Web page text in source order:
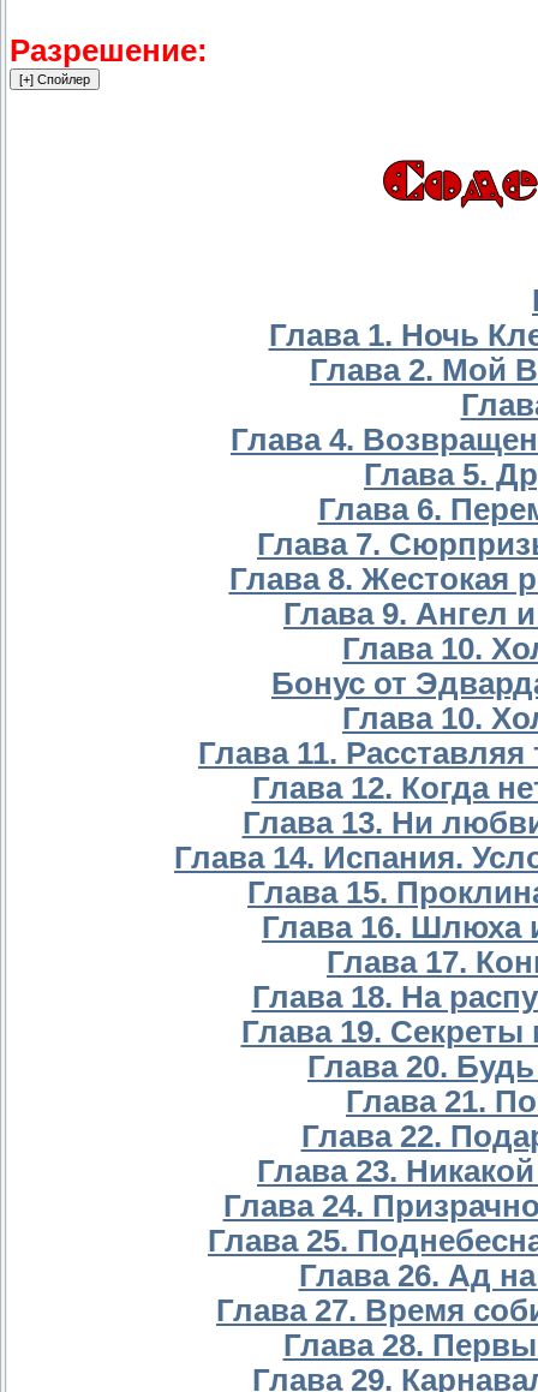
Разрешение:
Глава 1. Ночь
Глава 2. Мой
Глава 4.
Глава 5.
Глава 6.
Глава 7.
Глава 8. Жестокая
Глава 9. Ангел
Глава 10.
Бонус от
Глава 10.
Глава 11.
Глава 12. Когда
Глава 13. Ни
Глава 14. Испания.
Глава 15.
Глава 16. Шлюха
Глава 17.
Глава 18. На
Глава 19. Секреты
Глава 20.
Глава 21.
Глава 22.
Глава 23.
Глава 24.
Глава 25.
Глава 26. Ад
Глава 27. Время
Глава 28.
Глава 29.